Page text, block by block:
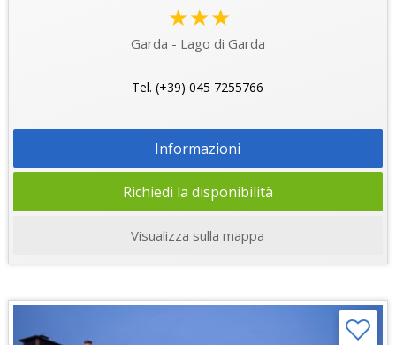
★★★
Garda - Lago di Garda
Tel. (+39) 045 7255766
Informazioni
Richiedi la disponibilità
Visualizza sulla mappa